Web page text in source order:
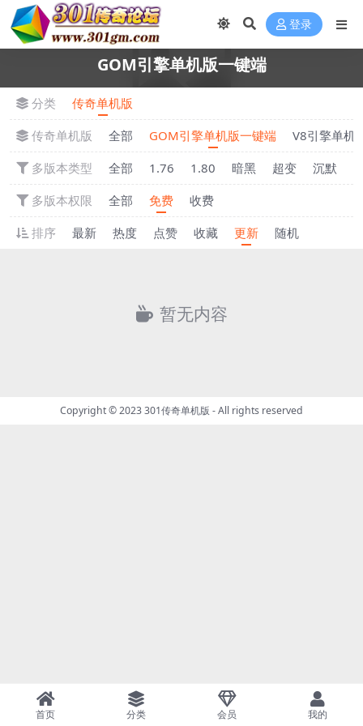
登录
GOM引擎单机版一键端
分类
传奇单机版
传奇单机版
全部 GOM引擎单机版一键端
V8引擎单机
多版本类型
全部 1.76 1.80 暗黑 超变 沉默
多版本权限
全部 免费
收费
排序
最新 热度 点赞 收藏 更新 随机
暂无内容
Copyright © 2023301传奇单机版 - All rights reserved
首页 分类 会员 我的